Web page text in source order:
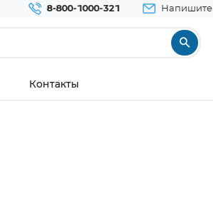
8-800-1000-321
Контакты